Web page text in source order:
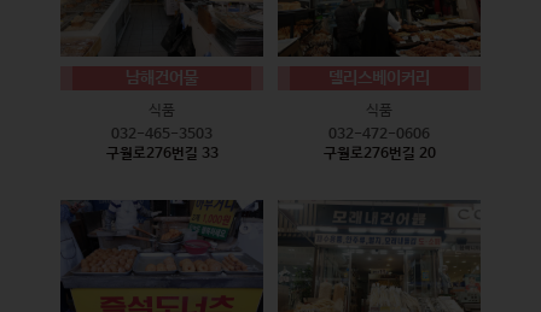
남해건어물
식품
032-465-3503
구월로276번길 33
델리스베이커리
식품
032-472-0606
구월로276번길 20